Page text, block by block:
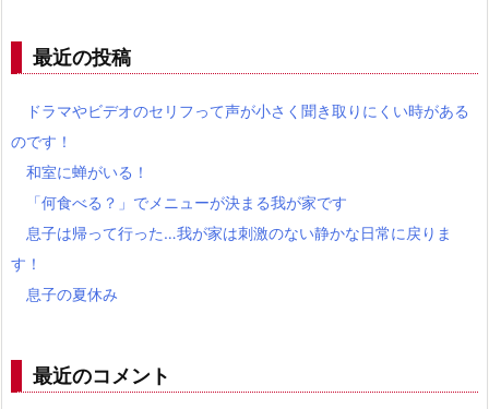
最近の投稿
ドラマやビデオのセリフって声が小さく聞き取りにくい時がある
のです！
和室に蝉がいる！
「何食べる？」でメニューが決まる我が家です
息子は帰って行った…我が家は刺激のない静かな日常に戻りま
す！
息子の夏休み
最近のコメント